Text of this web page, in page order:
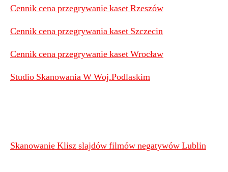
Cennik cena przegrywanie kaset Rzeszów
Cennik cena przegrywania kaset Szczecin
Cennik cena przegrywanie kaset Wrocław
Studio Skanowania W Woj.Podlaskim
Skanowanie Klisz slajdów filmów negatywów Lublin